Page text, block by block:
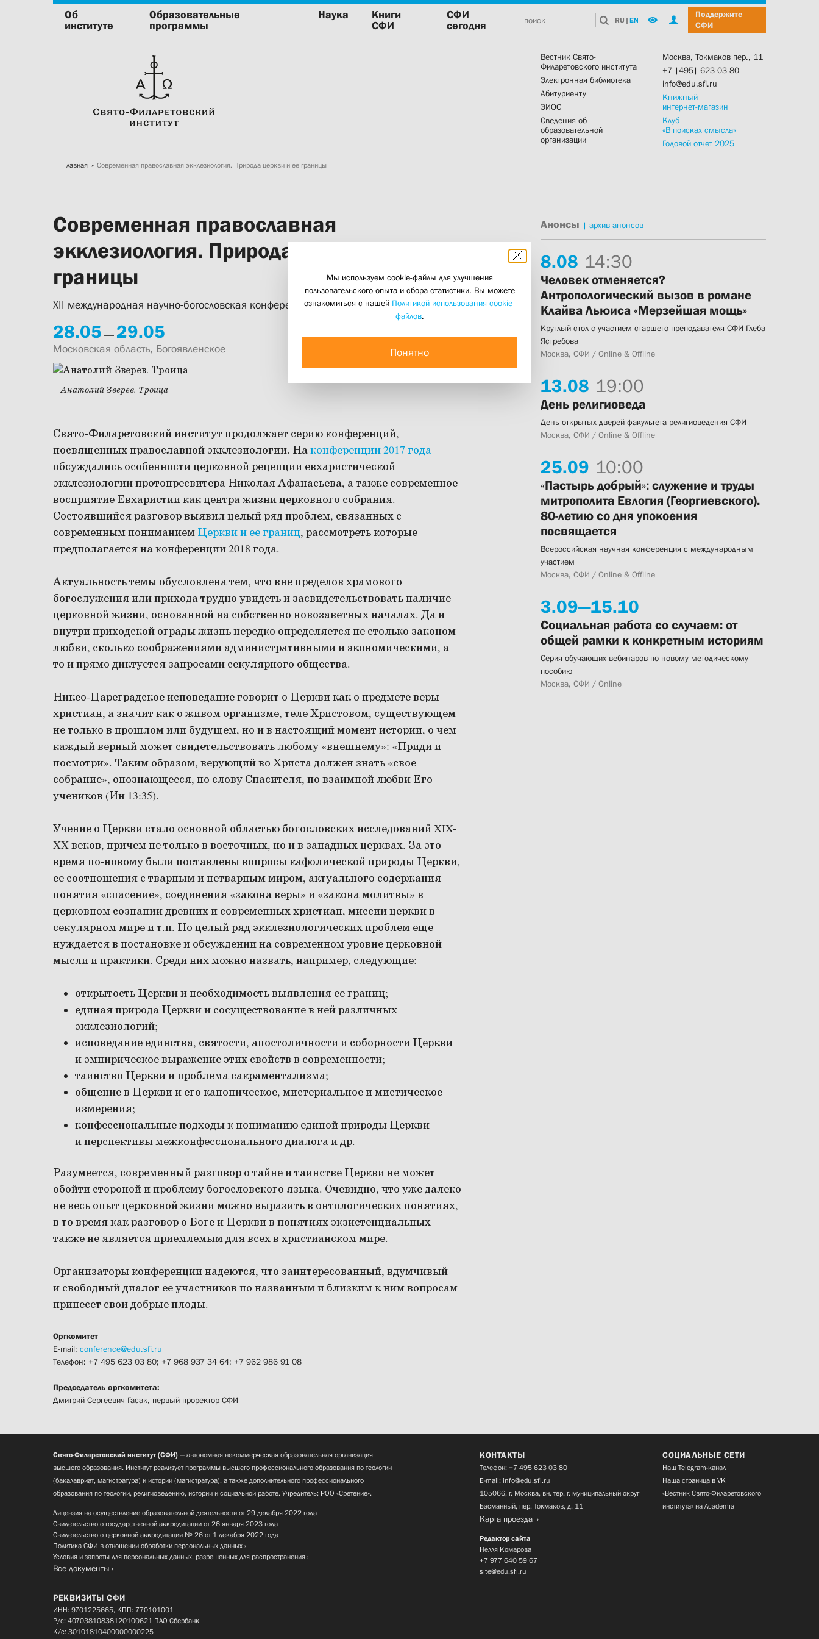
Об
институте
Образовательные
программы
Наука
Книги
СФИ
СФИ
сегодня
RU | EN
Поддержите
СФИ
Вестник Свято-
Филаретовского института
Электронная библиотека
Абитуриенту
ЭИОС
Сведения об
образовательной
организации
Москва, Токмаков пер., 11
+7 |495| 623 03 80
info@edu.sfi.ru
Книжный
интернет-магазин
Клуб
«В поисках смысла»
Годовой отчет 2025
Главная Современная православная экклезиология. Природа церкви и ее границы
Современная православная
экклезиология. Природа церкви и ее
границы
XII международная научно-богословская конференция СФИ
28.05 — 29.05
Московская область, Богоявленское
Анатолий Зверев. Троица
Свято-Филаретовский институт продолжает серию конференций,
посвященных православной экклезиологии. Наконференции 2017 года
обсуждались особенности церковной рецепции евхаристической
экклезиологии протопресвитера Николая Афанасьева, а также современное
восприятие Евхаристии как центра жизни церковного собрания.
Состоявшийся разговор выявил целый ряд проблем, связанных с
современным пониманием Церкви и ее границ, рассмотреть которые
предполагается на конференции 2018 года.
Актуальность темы обусловлена тем, что вне пределов храмового
богослужения или прихода трудно увидеть и засвидетельствовать наличие
церковной жизни, основанной на собственно новозаветных началах. Да и
внутри приходской ограды жизнь нередко определяется не столько законом
любви, сколько соображениями административными и экономическими, а
то и прямо диктуется запросами секулярного общества.
Никео-Цареградское исповедание говорит о Церкви как о предмете веры
христиан, а значит как о живом организме, теле Христовом, существующем
не только в прошлом или будущем, но и в настоящий момент истории, о чем
каждый верный может свидетельствовать любому «внешнему»: «Приди и
посмотри». Таким образом, верующий во Христа должен знать «свое
собрание», опознающееся, по слову Спасителя, по взаимной любви Его
учеников (Ин 13:35).
Учение о Церкви стало основной областью богословских исследований XIX-
XX веков, причем не только в восточных, но и в западных церквах. За это
время по-новому были поставлены вопросы кафолической природы Церкви,
ее соотношения с тварным и нетварным миром, актуального содержания
понятия «спасение», соединения «закона веры» и «закона молитвы» в
церковном сознании древних и современных христиан, миссии церкви в
секулярном мире и т.п. Но целый ряд экклезиологических проблем еще
нуждается в постановке и обсуждении на современном уровне церковной
мысли и практики. Среди них можно назвать, например, следующие:
открытость Церкви и необходимость выявления ее границ;
единая природа Церкви и сосуществование в ней различных
экклезиологий;
исповедание единства, святости, апостоличности и соборности Церкви
и эмпирическое выражение этих свойств в современности;
таинство Церкви и проблема сакраментализма;
общение в Церкви и его каноническое, мистериальное и мистическое
измерения;
конфессиональные подходы к пониманию единой природы Церкви
и перспективы межконфессионального диалога и др.
Разумеется, современный разговор о тайне и таинстве Церкви не может
обойти стороной и проблему богословского языка. Очевидно, что уже далеко
не весь опыт церковной жизни можно выразить в онтологических понятиях,
в то время как разговор о Боге и Церкви в понятиях экзистенциальных
также не является приемлемым для всех в христианском мире.
Организаторы конференции надеются, что заинтересованный, вдумчивый
и свободный диалог ее участников по названным и близким к ним вопросам
принесет свои добрые плоды.
Оргкомитет
E-mail: conference@edu.sfi.ru
Телефон: +7 495 623 03 80; +7 968 937 34 64; +7 962 986 91 08
Председатель оргкомитета:
Дмитрий Сергеевич Гасак, первый проректор СФИ
Анонсы | архив анонсов
8.08 14:30
Человек отменяется?
Антропологический вызов в романе
Клайва Льюиса «Мерзейшая мощь»
Круглый стол с участием старшего преподавателя СФИ Глеба
Ястребова
Москва, СФИ / Online & Offline
13.08 19:00
День религиоведа
День открытых дверей факультета религиоведения СФИ
Москва, СФИ / Online & Offline
25.09 10:00
«Пастырь добрый»: служение и труды
митрополита Евлогия (Георгиевского).
80-летию со дня упокоения
посвящается
Всероссийская научная конференция с международным
участием
Москва, СФИ / Online & Offline
3.09—15.10
Социальная работа со случаем: от
общей рамки к конкретным историям
Серия обучающих вебинаров по новому методическому
пособию
Москва, СФИ / Online
Мы используем cookie-файлы для улучшения
пользовательского опыта и сбора статистики. Вы можете
ознакомиться с нашей Политикой использования cookie-
файлов.
Понятно
Свято-Филаретовский институт (СФИ) — автономная некоммерческая образовательная организация
высшего образования. Институт реализует программы высшего профессионального образования по теологии
(бакалавриат, магистратура) и истории (магистратура), а также дополнительного профессионального
образования по теологии, религиоведению, истории и социальной работе. Учредитель: РОО «Сретение».
Лицензия на осуществление образовательной деятельности от 29 декабря 2022 года
Свидетельство о государственной аккредитации от 26 января 2023 года
Свидетельство о церковной аккредитации № 26 от 1 декабря 2022 года
Политика СФИ в отношении обработки персональных данных
Условия и запреты для персональных данных, разрешенных для распространения
Все документы
КОНТАКТЫ
Телефон: +7 495 623 03 80
E-mail: info@edu.sfi.ru
105066, г. Москва, вн. тер. г. муниципальный округ
Басманный, пер. Токмаков, д. 11
Карта проезда
Редактор сайта
Нелля Комарова
+7 977 640 59 67
site@edu.sfi.ru
СОЦИАЛЬНЫЕ СЕТИ
Наш Telegram-канал
Наша страница в VK
«Вестник Свято-Филаретовского
института» на Academia
РЕКВИЗИТЫ СФИ
ИНН: 9701225665, КПП: 770101001
Р/с: 40703810838120100621 ПАО Сбербанк
К/с: 30101810400000000225